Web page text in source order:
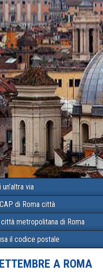
via
di Roma città
metropolitana di Roma
il codice postale
A ROMA